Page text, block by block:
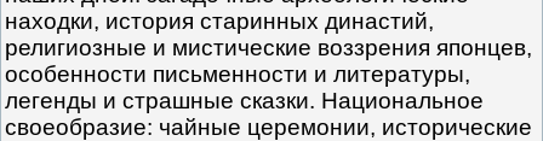
находки, история старинных династий,
религиозные и мистические воззрения японцев,
особенности письменности и литературы,
легенды и страшные сказки. Национальное
своеобразие: чайные церемонии, исторические